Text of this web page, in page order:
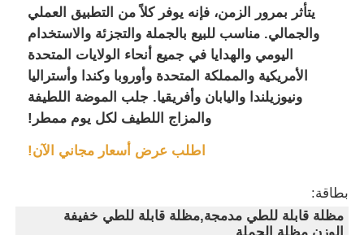
يتأثر بمرور الزمن، فإنه يوفر كلاً من التطبيق العملي
والجمالي. مناسب للبيع بالجملة والتجزئة والاستخدام
اليومي والهدايا في جميع أنحاء الولايات المتحدة
الأمريكية والمملكة المتحدة وأوروبا وكندا وأستراليا
ونيوزيلندا واليابان وأفريقيا. جلب الموضة اللطيفة
والمزاج اللطيف لكل يوم ممطر!
اطلب عرض أسعار مجاني الآن!
بطاقة:
مظلة قابلة للطي مدمجة,مظلة قابلة للطي خفيفة